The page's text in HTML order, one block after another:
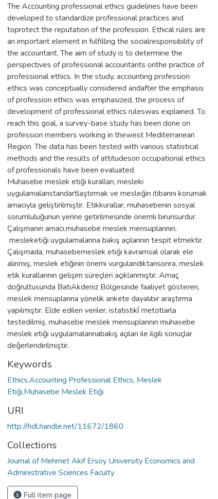
The Accounting professional ethics guidelines have been
developed to standardize professional practices and
toprotect the reputation of the profession. Ethical rules are
an important element in fulfilling the socialresponsibility of
the accountant. The aim of study is to determine the
perspectives of professional accountants onthe practice of
professional ethics. In the study, accounting profession
ethics was conceptually considered andafter the emphasis
of profession ethics was emphasized, the process of
development of professional ethics ruleswas explained. To
reach this goal, a survey-base study has been done on
profession members working in thewest Mediterranean
Region. The data has been tested with various statistical
methods and the results of attitudeson occupational ethics
of professionals have been evaluated.
Muhasebe meslek etiği kuralları, mesleki
uygulamalarıstandartlaştırmak ve mesleğin itibarını korumak
amacıyla geliştirilmiştir. Etikkurallar, muhasebenin sosyal
sorumluluğunun yerine getirilmesinde önemli birunsurdur.
Çalışmanın amacı,muhasebe meslek mensuplarının,
mesleketiği uygulamalarına bakış açılarının tespit etmektir.
Çalışmada, muhasebemeslek etiği kavramsal olarak ele
alınmış, meslek etiğinin önemi vurgulandıktansonra, meslek
etik kurallarının gelişim süreçleri açıklanmıştır. Amaç
doğrultusunda BatıAkdeniz Bölgesinde faaliyet gösteren,
meslek mensuplarına yönelik ankete dayalıbir araştırma
yapılmıştır. Elde edilen veriler, istatistikî metotlarla
testedilmiş, muhasebe meslek mensuplarının muhasebe
meslek etiği uygulamalarınabakış açıları ile ilgili sonuçlar
değerlendirilmiştir.
Keywords
Ethics,Accounting Professional Ethics, Meslek
Etiği,Muhasebe Meslek Etiği
URI
http://hdl.handle.net/11672/1860
Collections
Journal of Mehmet Akif Ersoy University Economics and
Administrative Sciences Faculty
Full item page